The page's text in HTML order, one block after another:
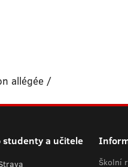
allégée /
studenty a učitele
Školní